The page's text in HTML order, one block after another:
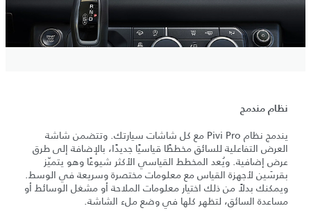
نظام مندمج
يندمج نظام Pivi Pro مع كل شاشات سيارتك. وتتضمن شاشة
العرض التفاعلية للسائق مخططًا قياسيًا جديدًا، بالإضافة إلى طرق
عرض إضافية. ويُعد المخطط القياسي الأكثر شيوعًا وهو يتميّز
بقرسَين لأجهزة القياس مع معلومات مختصرة وسريعة في الوسط.
ويمكنك بدلاً من ذلك اختيار معلومات الملاحة أو مشغل الوسائط أو
مساعدة السائق، لتظهر كلها في وضع ملء الشاشة.